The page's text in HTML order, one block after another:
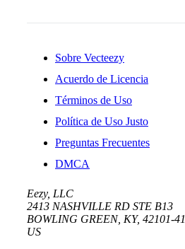
Sobre Vecteezy
Acuerdo de Licencia
Términos de Uso
Política de Uso Justo
Preguntas Frecuentes
DMCA
Eezy, LLC
2413 NASHVILLE RD STE B13
BOWLING GREEN, KY, 42101-
US